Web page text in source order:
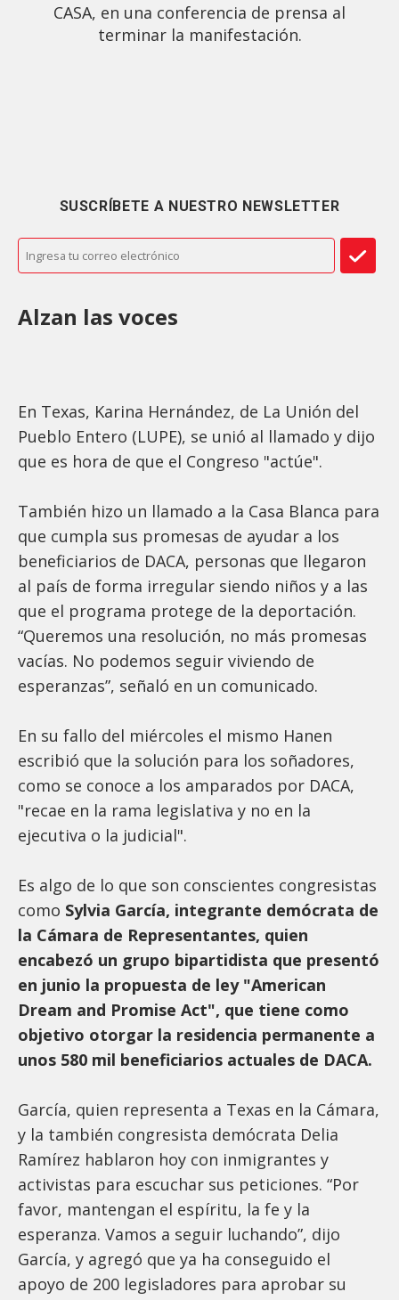
CASA, en una conferencia de prensa al
terminar la manifestación.
SUSCRÍBETE A NUESTRO NEWSLETTER
Alzan las voces
En Texas, Karina Hernández, de La Unión del
Pueblo Entero (LUPE), se unió al llamado y dijo
que es hora de que el Congreso "actúe".
También hizo un llamado a la Casa Blanca para
que cumpla sus promesas de ayudar a los
beneficiarios de DACA, personas que llegaron
al país de forma irregular siendo niños y a las
que el programa protege de la deportación.
“Queremos una resolución, no más promesas
vacías. No podemos seguir viviendo de
esperanzas”, señaló en un comunicado.
En su fallo del miércoles el mismo Hanen
escribió que la solución para los soñadores,
como se conoce a los amparados por DACA,
"recae en la rama legislativa y no en la
ejecutiva o la judicial".
Es algo de lo que son conscientes congresistas
como Sylvia García, integrante demócrata de
la Cámara de Representantes, quien
encabezó un grupo bipartidista que presentó
en junio la propuesta de ley "American
Dream and Promise Act", que tiene como
objetivo otorgar la residencia permanente a
unos 580 mil beneficiarios actuales de DACA.
García, quien representa a Texas en la Cámara,
y la también congresista demócrata Delia
Ramírez hablaron hoy con inmigrantes y
activistas para escuchar sus peticiones. “Por
favor, mantengan el espíritu, la fe y la
esperanza. Vamos a seguir luchando”, dijo
García, y agregó que ya ha conseguido el
apoyo de 200 legisladores para aprobar su